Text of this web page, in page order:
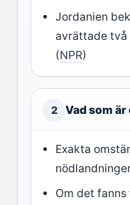
Jordanien
avrättade två
(NPR)
2 Vad som
Exakta
Om det